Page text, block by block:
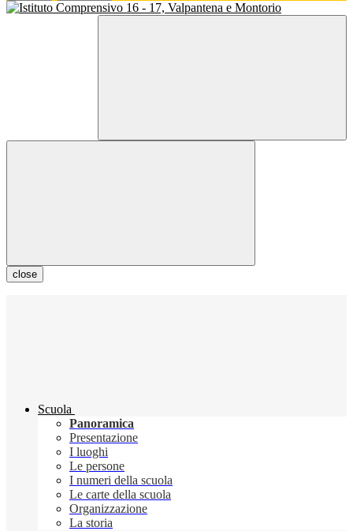
close
Scuola
Panoramica
Presentazione
I luoghi
Le persone
I numeri della scuola
Le carte della scuola
Organizzazione
La storia